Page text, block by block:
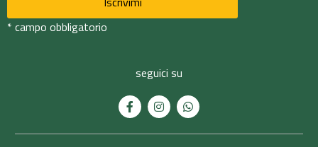
* campo obbligatorio
seguici su